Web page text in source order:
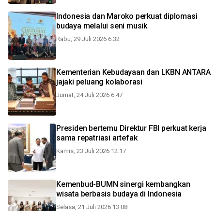
Indonesia dan Maroko perkuat diplomasi
budaya melalui seni musik
Rabu, 29 Juli 2026 6:32
Kementerian Kebudayaan dan LKBN ANTARA
jajaki peluang kolaborasi
Jumat, 24 Juli 2026 6:47
Presiden bertemu Direktur FBI perkuat kerja
sama repatriasi artefak
Kamis, 23 Juli 2026 12:17
Kemenbud-BUMN sinergi kembangkan
wisata berbasis budaya di Indonesia
Selasa, 21 Juli 2026 13:08